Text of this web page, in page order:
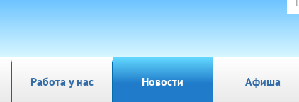
Работа у нас Новости Афиша